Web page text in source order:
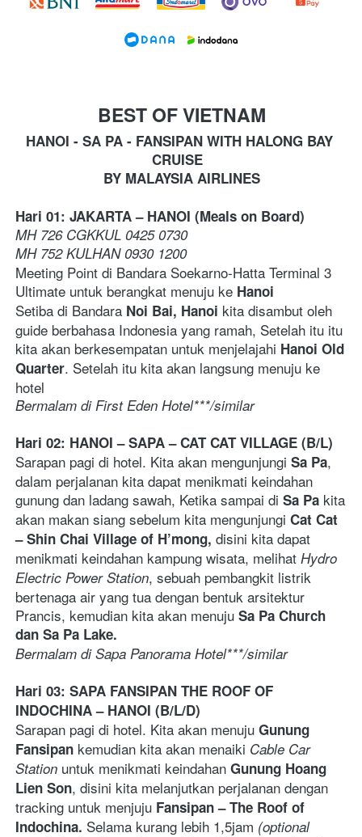
BEST OF VIETNAM
HANOI - SA PA - FANSIPAN WITH HALONG BAY
CRUISE
BY MALAYSIA AIRLINES
Hari 01: JAKARTA – HANOI (Meals on Board)
MH 726 CGKKUL 0425 0730
MH 752 KULHAN 0930 1200
Meeting Point di Bandara Soekarno-Hatta Terminal 3
Ultimate untuk berangkat menuju ke Hanoi
Setiba di Bandara Noi Bai, Hanoi kita disambut oleh
guide berbahasa Indonesia yang ramah, Setelah itu itu
kita akan berkesempatan untuk menjelajahi Hanoi Old
Quarter. Setelah itu kita akan langsung menuju ke
hotel
Bermalam di First Eden Hotel***/similar
Hari 02: HANOI – SAPA – CAT CAT VILLAGE (B/L)
Sarapan pagi di hotel. Kita akan mengunjungi Sa Pa,
dalam perjalanan kita dapat menikmati keindahan
gunung dan ladang sawah, Ketika sampai di Sa Pa kita
akan makan siang sebelum kita mengunjungi Cat Cat
– Shin Chai Village of H’mong, disini kita dapat
menikmati keindahan kampung wisata, melihat Hydro
Electric Power Station, sebuah pembangkit listrik
bertenaga air yang tua dengan bentuk arsitektur
Prancis, kemudian kita akan menuju Sa Pa Church
dan Sa Pa Lake.
Bermalam di Sapa Panorama Hotel***/similar
Hari 03: SAPA FANSIPAN THE ROOF OF
INDOCHINA – HANOI (B/L/D)
Sarapan pagi di hotel. Kita akan menuju Gunung
Fansipan kemudian kita akan menaiki Cable Car
Station untuk menikmati keindahan Gunung Hoang
Lien Son, disini kita melanjutkan perjalanan dengan
tracking untuk menjuju Fansipan – The Roof of
Indochina. Selama kurang lebih 1,5jam (optional